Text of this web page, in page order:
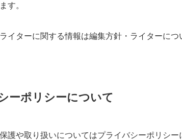
す。
イターに関する情報は編集方針・ライターにつ
ーポリシーについて
護や取り扱いについてはプライバシーポリシー